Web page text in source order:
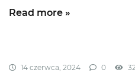
Read more »
14 czerwca, 2024 0